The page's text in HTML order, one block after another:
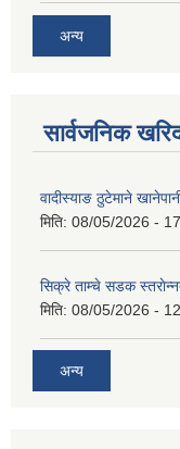
अन्य
सार्वजनिक
वादीस्याङ ठुटेमाने
मिति: 08/05/2026 -
सिक्रे ताम्चे सडक
मिति: 08/05/2026 -
अन्य